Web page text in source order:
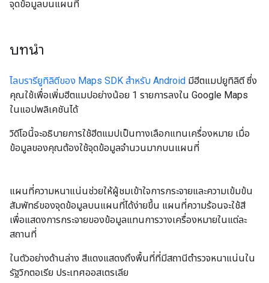
จุดข้อมูลบนแผนที่
บทนำ
ไลบรารียูทิลิตีของ Maps SDK สำหรับ Android มีฮีตแมปยูทิลิตี ซึ่ง
คุณใช้เพื่อเพิ่มฮีตแมปอย่างน้อย 1 รายการลงใน Google Maps
ในแอปพลิเคชันได้
วิดีโอนี้จะอธิบายการใช้ฮีตแมปเป็นทางเลือกแทนเครื่องหมาย เมื่อ
ข้อมูลของคุณต้องใช้จุดข้อมูลจำนวนมากบนแผนที่
แผนที่ความหนาแน่นช่วยให้ผู้ชมเข้าใจการกระจายและความเข้มข้น
สัมพัทธ์ของจุดข้อมูลบนแผนที่ได้ง่ายขึ้น แผนที่ความร้อนจะใช้สี
เพื่อแสดงการกระจายของข้อมูลแทนการวางเครื่องหมายในแต่ละ
สถานที่
ในตัวอย่างด้านล่าง สีแดงแสดงถึงพื้นที่ที่มีสถานีตำรวจหนาแน่นใน
รัฐวิกตอเรีย ประเทศออสเตรเลีย